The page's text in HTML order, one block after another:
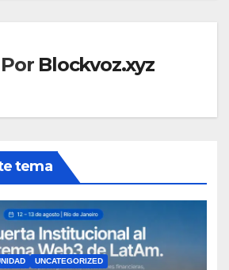
Por Blockvoz.xyz
tema
UNCATEGORIZED